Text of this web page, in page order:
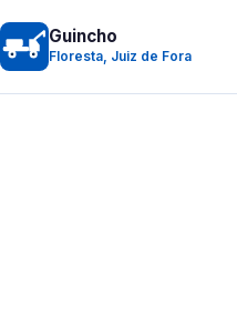
Guincho
Floresta, Juiz de Fora